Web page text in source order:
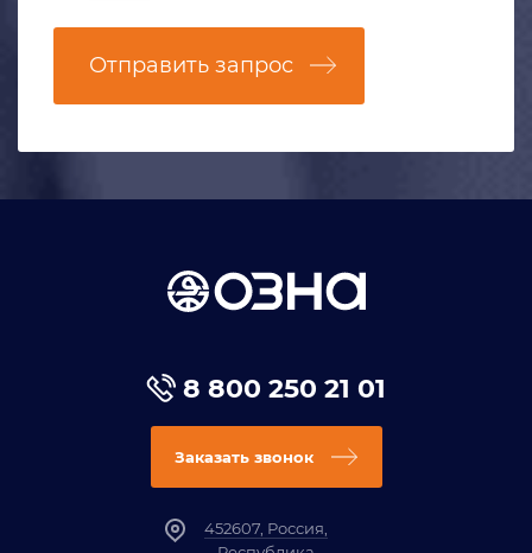
Отправить запрос
8 800 250 21 01
Заказать звонок
452607, Россия,